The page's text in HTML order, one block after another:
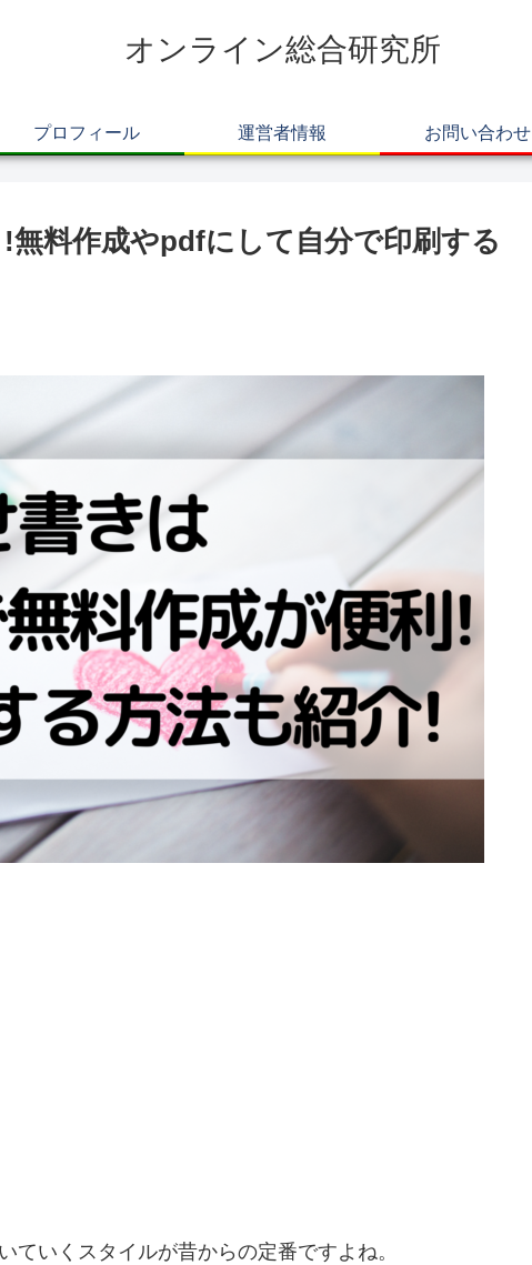
オンライン総合研究所
プロフィール 運営者情報 お問い合わせ
料作成やpdfにして自分で印刷する
いくスタイルが昔からの定番ですよね。